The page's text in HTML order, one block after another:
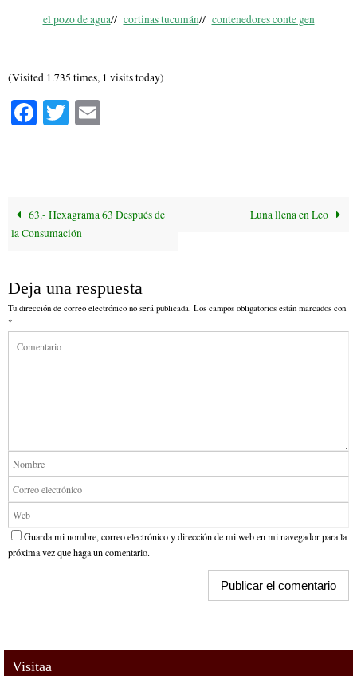
el pozo de agua// cortinas tucumán// contenedores conte gen
(Visited 1.735 times, 1 visits today)
Fa T
63.- Hexagrama 63 Después de
la Consumación
Luna llena en Leo
Deja una respuesta
Tu dirección de correo electrónico no será publicada. Los campos obligatorios están marcados con
*
Guarda mi nombre, correo electrónico y dirección de mi web en mi navegador para la
próxima vez que haga un comentario.
Visitaa